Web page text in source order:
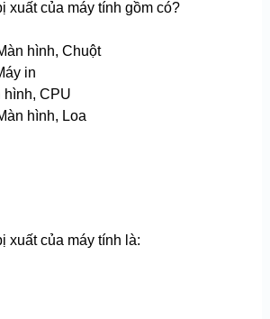
xuất của máy tính gồm có?
hình, Chuột
in
hình, CPU
hình, Loa
xuất của máy tính là: